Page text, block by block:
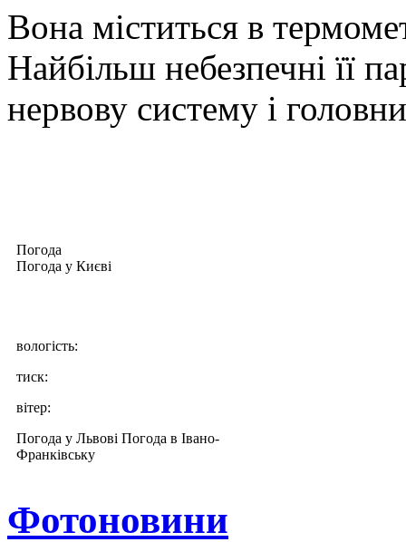
Вона міститься в
Найбільш небезпечні її
нервову систему і
Погода
Погода у Києві
вологість:
тиск:
вітер:
Погода у Львові Погода в Івано-
Франківську
Фотоновини